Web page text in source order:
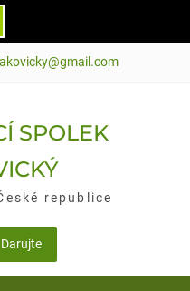
SPOLEK
republice
Darujte